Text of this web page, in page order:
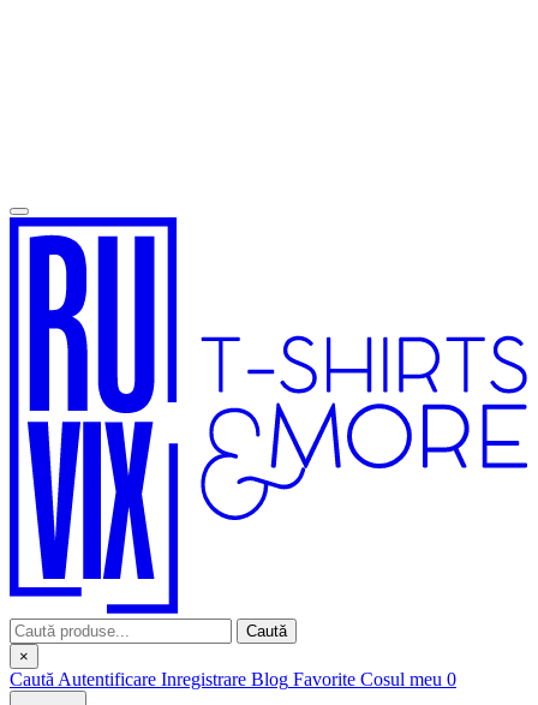
Caută
×
Caută Autentificare Inregistrare Blog Favorite Cosul meu 0